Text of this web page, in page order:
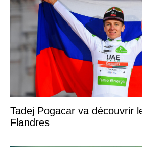
Tadej Pogacar va découvrir
Flandres